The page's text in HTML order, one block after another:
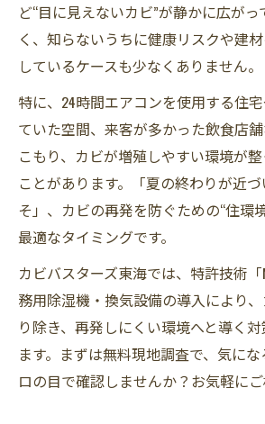
ど“目に見えないカビ”が静かに広が
く、知らないうちに健康リスクや建
しているケースも少なくありません。
特に、24時間エアコンを使用する住
ていた空間、来客が多かった飲食店
こもり、カビが増殖しやすい環境が
ことがあります。「夏の終わりが近
そ」、カビの再発を防ぐための“住環
最適なタイミングです。
カビバスターズ東海では、特許技術
務用除湿機・換気設備の導入により
り除き、再発しにくい環境へと導く
ます。まずは無料現地調査で、気に
ロの目で確認しませんか？お気軽にご